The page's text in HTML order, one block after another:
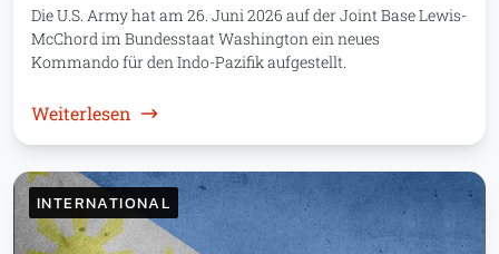
Die U.S. Army hat am 26. Juni 2026 auf der Joint Base Lewis-
McChord im Bundesstaat Washington ein neues
Kommando für den Indo-Pazifik aufgestellt.
Weiterlesen : USA: Neues Kommando für den Indo-
INTERNATIONAL